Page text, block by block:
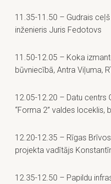
11.35-11.50 – Gudrais ceļš
inženieris Juris Fedotovs
11.50-12.05 – Koka
būvniecībā, Antra Viļuma,
12.05-12.20 – Datu centrs
“Forma 2” valdes loceklis,
12.20-12.35 – Rīgas
projekta vadītājs
12.35-12.50 – Papildu